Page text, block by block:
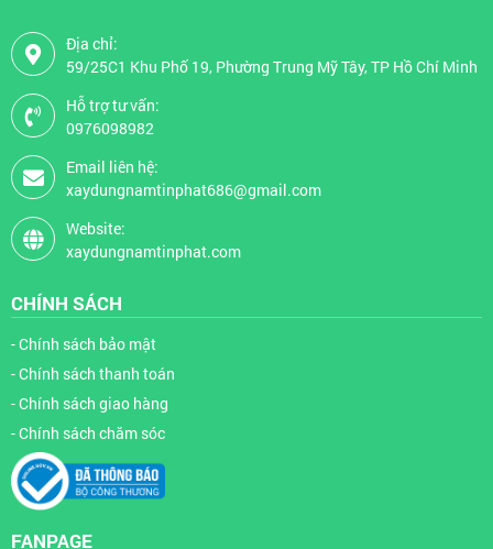
Địa chỉ:
59/25C1 Khu Phố 19, Phường Trung Mỹ Tây, TP Hồ Chí Minh
Hỗ trợ tư vấn:
0976098982
Email liên hệ:
xaydungnamtinphat686@gmail.com
Website:
xaydungnamtinphat.com
CHÍNH SÁCH
- Chính sách bảo mật
- Chính sách thanh toán
- Chính sách giao hàng
- Chính sách chăm sóc
FANPAGE